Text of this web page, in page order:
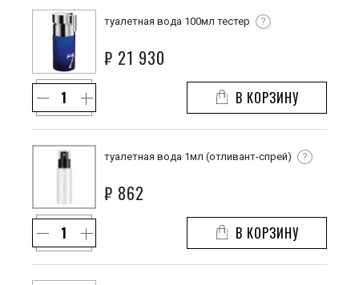
туалетная вода 100мл тестер ?
₽ 21 930
В КОРЗИНУ
туалетная вода 1мл (отливант-спрей) ?
₽ 862
В КОРЗИНУ